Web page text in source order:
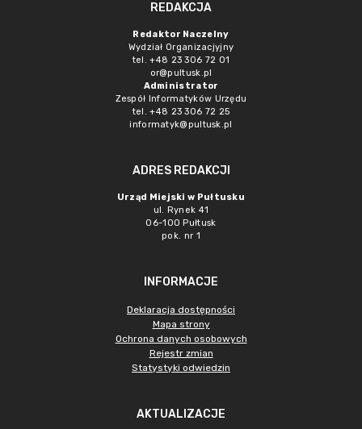
REDAKCJA
Redaktor Naczelny
Wydział Organizacjyjny
tel. +48 23 306 72 01
or@pultusk.pl
Administrator
Zespół Informatyków Urzędu
tel. +48 23 306 72 25
informatyk@pultusk.pl
ADRES REDAKCJI
Urząd Miejski w Pułtusku
ul. Rynek 41
06-100 Pułtusk
pok. nr 1
INFORMACJE
Deklaracja dostępności
Mapa strony
Ochrona danych osobowych
Rejestr zmian
Statystyki odwiedzin
AKTUALIZACJE